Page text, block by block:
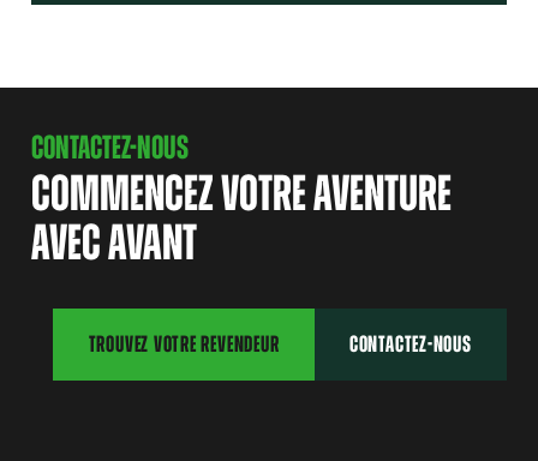
CONTACTEZ-NOUS
COMMENCEZ VOTRE AVENTURE
AVEC AVANT
TROUVEZ VOTRE REVENDEUR CONTACTEZ-NOUS